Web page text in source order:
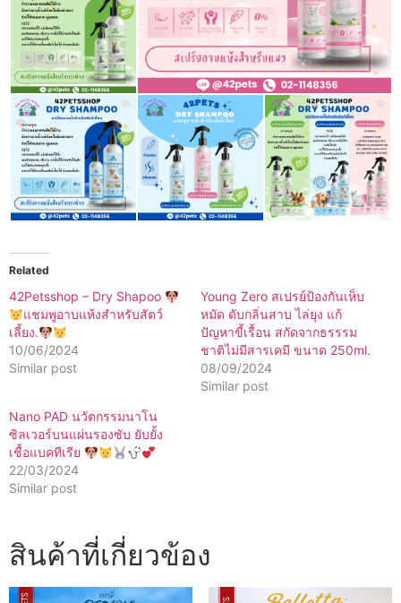
Related
42Petsshop – Dry Shapoo
แชมพูอาบแห้งสำหรับสัตว์
เลี้ยง.
10/06/2024
Similar post
Young Zero สเปรย์ป้องกันเห็บ
หมัด ดับกลิ่นสาบ ไล่ยุง แก้
ปัญหาขี้เรื้อน สกัดจากธรรรม
ชาติไม่มีสารเคมี ขนาด 250ml.
08/09/2024
Similar post
Nano PAD นวัตกรรมนาโน
ซิลเวอร์บนแผ่นรองซับ ยับยั้ง
เชื้อแบคทีเรีย
22/03/2024
Similar post
สินค้าที่เกี่ยวข้อง